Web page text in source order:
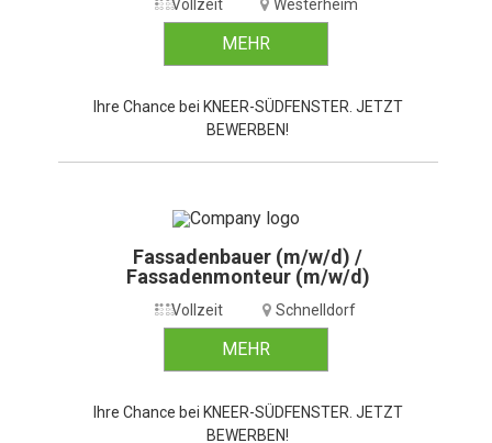
Vollzeit Westerheim
MEHR
Ihre Chance bei KNEER-SÜDFENSTER. JETZT
BEWERBEN!
Fassadenbauer (m/w/d) /
Fassadenmonteur (m/w/d)
Vollzeit Schnelldorf
MEHR
Ihre Chance bei KNEER-SÜDFENSTER. JETZT
BEWERBEN!